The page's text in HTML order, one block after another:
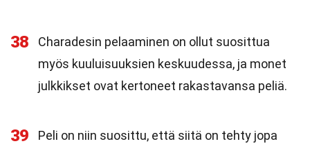
38
Charadesin pelaaminen on ollut suosittua
myös kuuluisuuksien keskuudessa, ja monet
julkkikset ovat kertoneet rakastavansa peliä.
39
Peli on niin suosittu, että siitä on tehty jopa